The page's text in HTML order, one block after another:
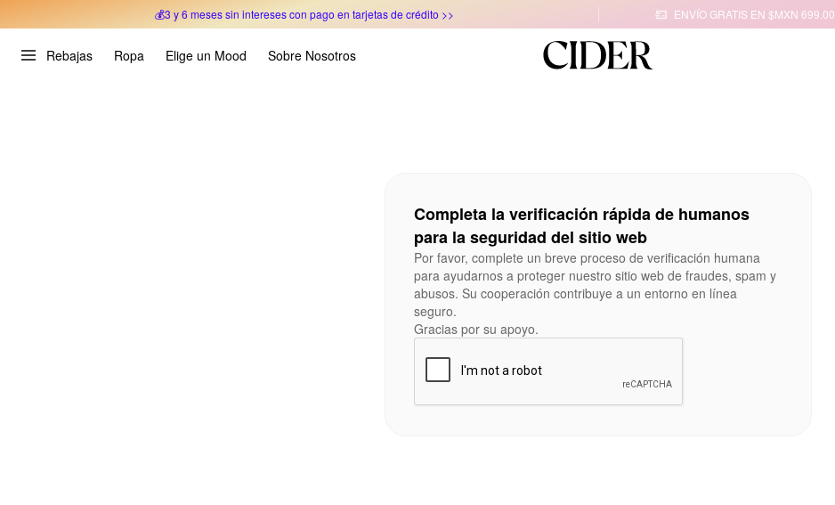
💰3 y 6 meses sin intereses con pago en tarjetas de crédito >>
ENVÍO GRATIS EN $MXN 699.00
Rebajas Ropa Elige un Mood Sobre Nosotros
Completa la verificación rápida de humanos
para la seguridad del sitio web
Por favor, complete un breve proceso de verificación humana
para ayudarnos a proteger nuestro sitio web de fraudes, spam y
abusos. Su cooperación contribuye a un entorno en línea
seguro.
Gracias por su apoyo.